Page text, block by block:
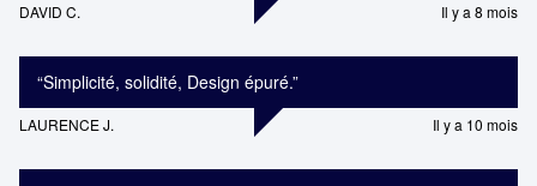
DAVID C. Il y a 8 mois
“Simplicité, solidité, Design épuré.”
LAURENCE J. Il y a 10 mois